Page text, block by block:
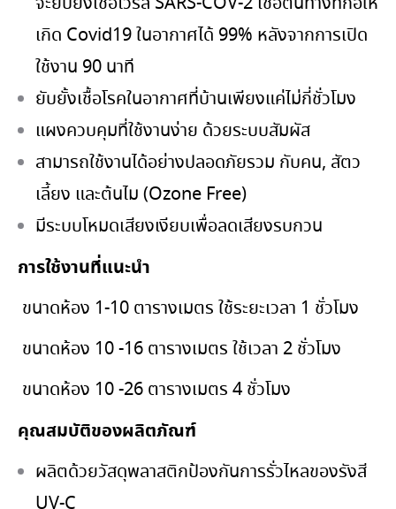
เกิด Covid19 ในอากาศได้ 99% หลังจากการเปิด
ใช้งาน 90 นาที
ยับยั้งเชื้อโรคในอากาศที่บ้านเพียงแค่ไม่กี่ชั่วโมง
แผงควบคุมที่ใช้งานง่าย ด้วยระบบสัมผัส
สามารถใช้งานได้อย่างปลอดภัยรวม กับคน, สัตว
เลี้ยง และต้นไม (Ozone Free)
มีระบบโหมดเสียงเงียบเพื่อลดเสียงรบกวน
การใช้งานที่แนะนำ
ขนาดห้อง 1-10 ตารางเมตร ใช้ระยะเวลา 1 ชั่วโมง
ขนาดห้อง 10 -16 ตารางเมตร ใช้เวลา 2 ชั่วโมง
ขนาดห้อง 10 -26 ตารางเมตร 4 ชั่วโมง
คุณสมบัติของผลิตภัณฑ์
ผลิตด้วยวัสดุพลาสติกป้องกันการรั่วไหลของรังสี